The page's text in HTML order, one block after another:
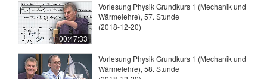
00:47:33
Vorlesung Physik Grundkurs 1 (Mechanik und
Wärmelehre), 57. Stunde
(2018-12-20)
Vorlesung Physik Grundkurs 1 (Mechanik und
Wärmelehre), 58. Stunde